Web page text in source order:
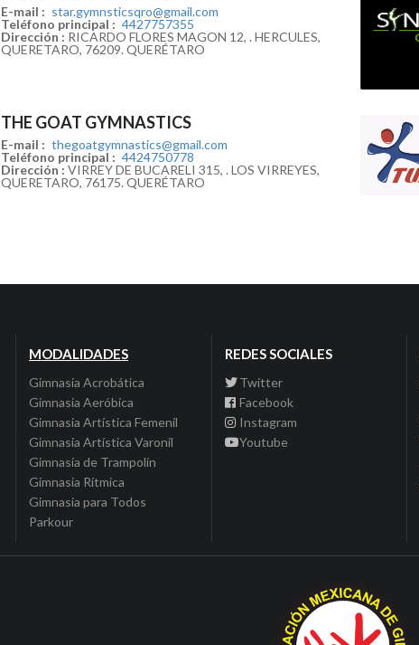
E-mail : star.gymnsticsqro@gmail.com
Teléfono principal : 4427757355
Dirección : RICARDO FLORES MAGON 12, . HERCULES,
QUERETARO, 76209. QUERÉTARO
THE GOAT GYMNASTICS
E-mail : thegoatgymnastics@gmail.com
Teléfono principal : 4424750778
Dirección : VIRREY DE BUCARELI 315, . LOS VIRREYES,
QUERETARO, 76175. QUERÉTARO
MODALIDADES
Gimnasia Acrobática
Gimnasia Aeróbica
Gimnasia Artística Femenil
Gimnasia Artística Varonil
Gimnasia de Trampolín
Gimnasia Rítmica
Gimnasia para Todos
Parkour
REDES SOCIALES
Twitter
Facebook
Instagram
Youtube